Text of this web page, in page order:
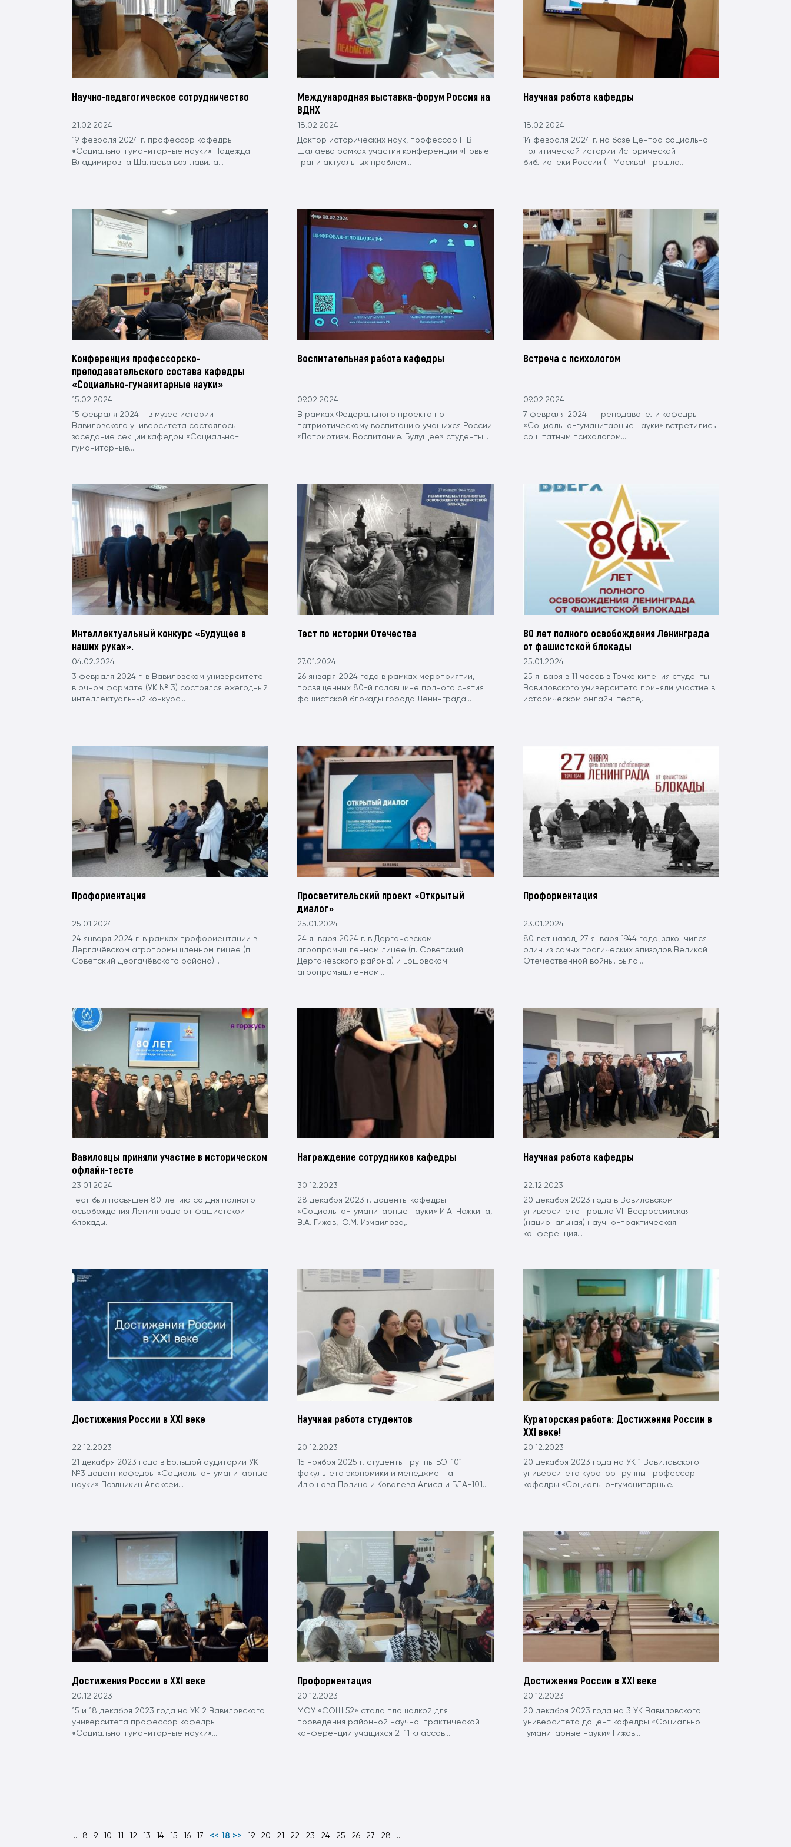
Научно-педагогическое сотрудничество
21.02.2024
19 февраля 2024 г. профессор кафедры
«Социально-гуманитарные науки» Надежда
Владимировна Шалаева возглавила...
Международная выставка-форум Россия на
ВДНХ
18.02.2024
Доктор исторических наук, профессор Н.В.
Шалаева рамках участия конференции «Новые
грани актуальных проблем...
Научная работа кафедры
18.02.2024
14 февраля 2024 г. на базе Центра социально-
политической истории Исторической
библиотеки России (г. Москва) прошла...
Конференция профессорско-
преподавательского состава кафедры
«Социально-гуманитарные науки»
15.02.2024
15 февраля 2024 г. в музее истории
Вавиловского университета состоялось
заседание секции кафедры «Социально-
гуманитарные...
Воспитательная работа кафедры
09.02.2024
В рамках Федерального проекта по
патриотическому воспитанию учащихся России
«Патриотизм. Воспитание. Будущее» студенты...
Встреча с психологом
09.02.2024
7 февраля 2024 г. преподаватели кафедры
«Социально-гуманитарные науки» встретились
со штатным психологом...
Интеллектуальный конкурс «Будущее в
наших руках».
04.02.2024
3 февраля 2024 г. в Вавиловском университете
в очном формате (УК № 3) состоялся ежегодный
интеллектуальный конкурс...
Тест по истории Отечества
27.01.2024
26 января 2024 года в рамках мероприятий,
посвященных 80-й годовщине полного снятия
фашистской блокады города Ленинграда...
80 лет полного освобождения Ленинграда
от фашистской блокады
25.01.2024
25 января в 11 часов в Точке кипения студенты
Вавиловского университета приняли участие в
историческом онлайн-тесте,...
Профориентация
25.01.2024
24 января 2024 г. в рамках профориентации в
Дергачёвском агропромышленном лицее (п.
Советский Дергачёвского района)...
Просветительский проект «Открытый
диалог»
25.01.2024
24 января 2024 г. в Дергачёвском
агропромышленном лицее (п. Советский
Дергачёвского района) и Ершовском
агропромышленном...
Профориентация
23.01.2024
80 лет назад, 27 января 1944 года, закончился
один из самых трагических эпизодов Великой
Отечественной войны. Была...
Вавиловцы приняли участие в историческом
офлайн-тесте
23.01.2024
Тест был посвящен 80-летию со Дня полного
освобождения Ленинграда от фашистской
блокады.
Награждение сотрудников кафедры
30.12.2023
28 декабря 2023 г. доценты кафедры
«Социально-гуманитарные науки» И.А. Ножкина,
В.А. Гижов, Ю.М. Измайлова,...
Научная работа кафедры
22.12.2023
20 декабря 2023 года в Вавиловском
университете прошла VII Всероссийская
(национальная) научно-практическая
конференция...
Достижения России в ХХI веке
22.12.2023
21 декабря 2023 года в Большой аудитории УК
№3 доцент кафедры «Социально-гуманитарные
науки» Поздникин Алексей...
Научная работа студентов
20.12.2023
15 ноября 2025 г. студенты группы БЭ-101
факультета экономики и менеджмента
Илюшова Полина и Ковалева Алиса и БЛА-101...
Кураторская работа: Достижения России в
XXI веке!
20.12.2023
20 декабря 2023 года на УК 1 Вавиловского
университета куратор группы профессор
кафедры «Социально-гуманитарные...
Достижения России в XXI веке
20.12.2023
15 и 18 декабря 2023 года на УК 2 Вавиловского
университета профессор кафедры
«Социально-гуманитарные науки»...
Профориентация
20.12.2023
МОУ «СОШ 52» стала площадкой для
проведения районной научно-практической
конференции учащихся 2-11 классов....
Достижения России в XXI веке
20.12.2023
20 декабря 2023 года на 3 УК Вавиловского
университета доцент кафедры «Социально-
гуманитарные науки» Гижов...
... 8 9 10 11 12 13 14 15 16 17 << 18 >> 19 20 21 22 23 24 25 26 27 28 ...